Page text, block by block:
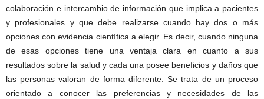
colaboración e intercambio de información que implica a pacientes
y profesionales y que debe realizarse cuando hay dos o más
opciones con evidencia científica a elegir. Es decir, cuando ninguna
de esas opciones tiene una ventaja clara en cuanto a sus
resultados sobre la salud y cada una posee beneficios y daños que
las personas valoran de forma diferente. Se trata de un proceso
orientado a conocer las preferencias y necesidades de las